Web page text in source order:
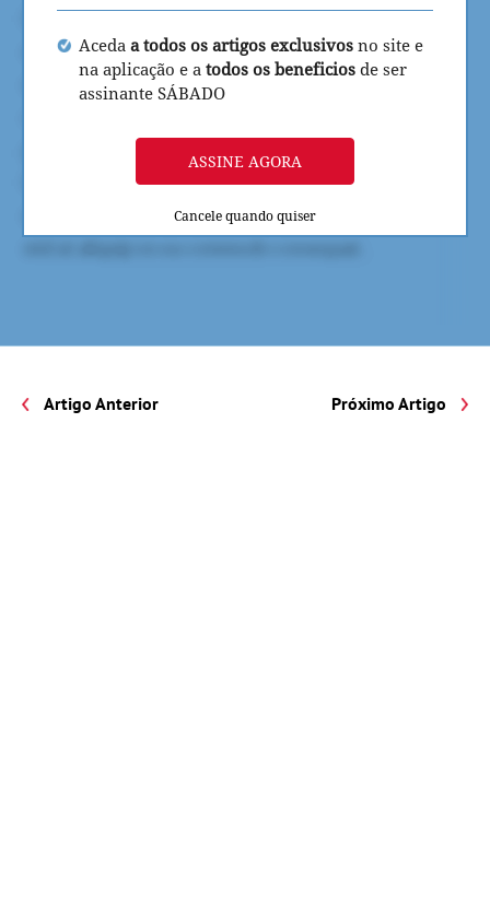
Aceda a todos os artigos exclusivos no site e
na aplicação e a todos os beneficios de ser
assinante SÁBADO
ASSINE AGORA
Cancele quando quiser
Artigo Anterior Próximo Artigo